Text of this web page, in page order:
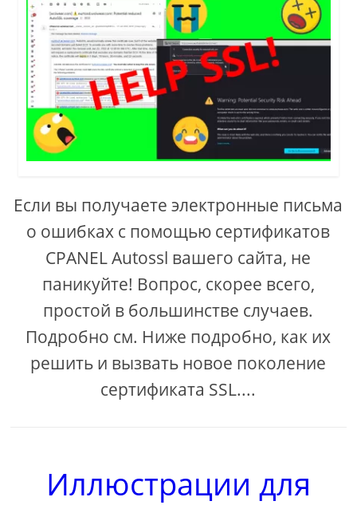
Если вы получаете электронные письма
о ошибках с помощью сертификатов
CPANEL Autossl вашего сайта, не
паникуйте! Вопрос, скорее всего,
простой в большинстве случаев.
Подробно см. Ниже подробно, как их
решить и вызвать новое поколение
сертификата SSL....
Иллюстрации для